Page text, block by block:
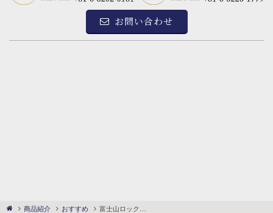
商品紹介 おすすめ
お問い合わせ